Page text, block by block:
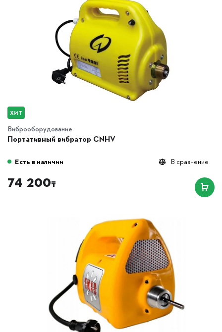
ХИТ
Виброоборудование
Портативный вибратор CNHV
В сравнение
Есть в наличии
74 200₸